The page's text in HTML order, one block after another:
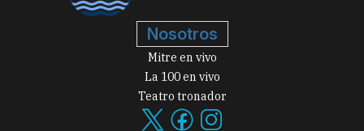
Nosotros
Mitre en vivo
La 100 en vivo
Teatro tronador